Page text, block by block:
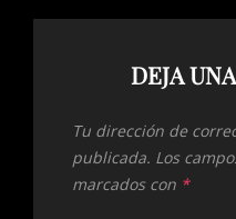
DEJA
Tu dirección de
publicada. Los
marcados con *